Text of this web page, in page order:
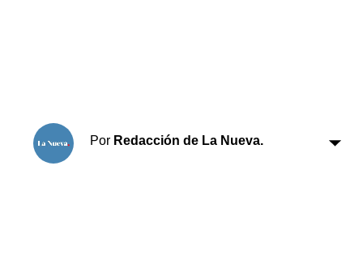
Por Redacción de La Nueva.